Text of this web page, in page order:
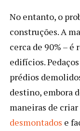
No entanto, o
construções. A
cerca de 90% –
edifícios.
prédios
destino, embora
maneiras de criar
desmontados e